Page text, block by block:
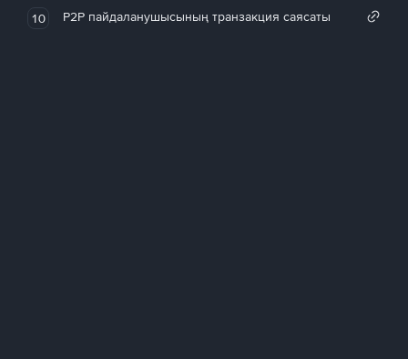
10 P2P пайдаланушысының транзакция саясаты